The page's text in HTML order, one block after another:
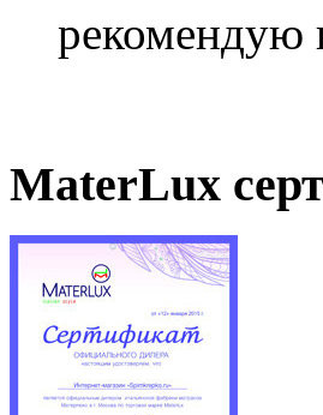
рекомендую
MaterLux